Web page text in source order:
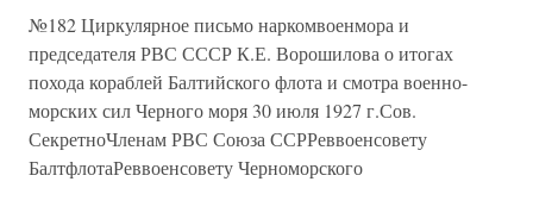
№182 Циркулярное письмо наркомвоенмора и
председателя РВС СССР К.Е. Ворошилова о итогах
похода кораблей Балтийского флота и смотра военно-
морских сил Черного моря 30 июля 1927 г.Сов.
СекретноЧленам РВС Союза ССРРеввоенсовету
БалтфлотаРеввоенсовету Черноморского